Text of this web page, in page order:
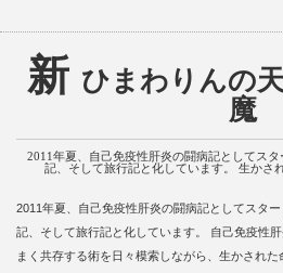
新 ひまわりんの
魔
2011年夏、自己免疫性肝炎の闘病記としてス
記、そして旅行記と化しています。 生かさ
2011年夏、自己免疫性肝炎の闘病記としてスタ
記、そして旅行記と化しています。 自己免疫性
まく共存する術を日々模索しながら、生かされ